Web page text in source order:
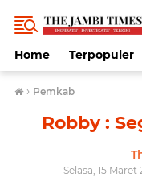
Home Terpopuler
› Pemkab
Robby :
Selasa, 15